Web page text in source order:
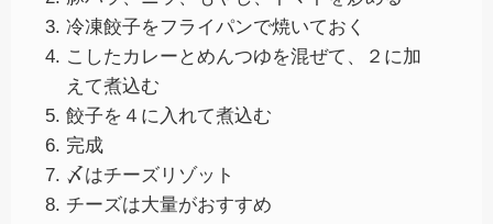
冷凍餃子をフライパンで焼いておく
こしたカレーとめんつゆを混ぜて、２に加
えて煮込む
餃子を４に入れて煮込む
完成
〆はチーズリゾット
チーズは大量がおすすめ